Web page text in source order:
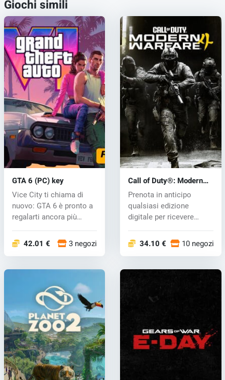
Giochi simili
GTA 6 (PC) key
Vice City ti chiama di
nuovo: GTA 6 è pronto a
regalarti ancora più
42.01 € 3 negozi
Call of Duty®: Modern
Warfare® 4 (PC) key
Prenota in anticipo
qualsiasi edizione
digitale per ricevere
34.10 € 10 negozi